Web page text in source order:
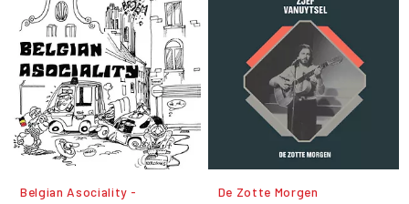
Belgian Asociality -
De Zotte Morgen